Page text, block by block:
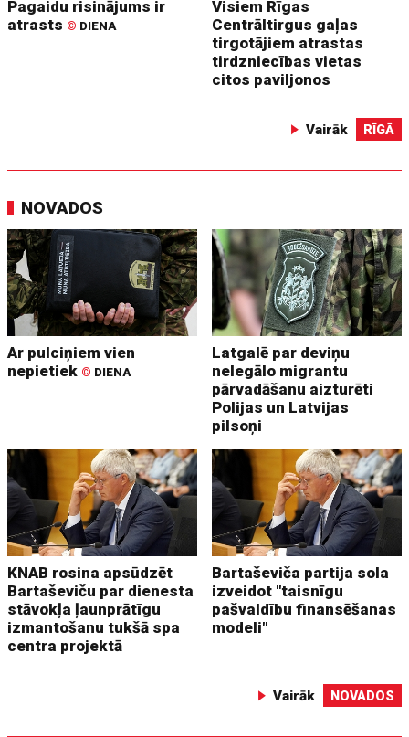
Pagaidu risinājums ir
atrasts © DIENA
Visiem Rīgas
Centrāltirgus gaļas
tirgotājiem atrastas
tirdzniecības vietas
citos paviljonos
Vairāk RĪGĀ
NOVADOS
Ar pulciņiem vien
nepietiek © DIENA
Latgalē par deviņu
nelegālo migrantu
pārvadāšanu aizturēti
Polijas un Latvijas
pilsoņi
KNAB rosina apsūdzēt
Bartaševiču par dienesta
stāvokļa ļaunprātīgu
izmantošanu tukšā spa
centra projektā
Bartaševiča partija sola
izveidot "taisnīgu
pašvaldību finansēšanas
modeli"
Vairāk NOVADOS